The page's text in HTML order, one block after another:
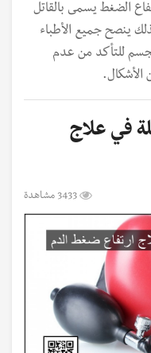
الضغط يسمى بالقاتل
ينصح جميع الأطباء
للتأكد من عدم
الأشكال.
في علاج
3433 مشاهدة